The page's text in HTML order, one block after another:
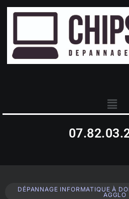
DÉPANNAGE INFORMATIQUE À
AGGLO